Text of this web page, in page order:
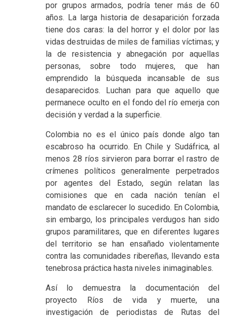
por grupos armados, podría tener más de 60
años. La larga historia de desaparición forzada
tiene dos caras: la del horror y el dolor por las
vidas destruidas de miles de familias víctimas; y
la de resistencia y abnegación por aquellas
personas, sobre todo mujeres, que han
emprendido la búsqueda incansable de sus
desaparecidos. Luchan para que aquello que
permanece oculto en el fondo del río emerja con
decisión y verdad a la superficie.
Colombia no es el único país donde algo tan
escabroso ha ocurrido. En Chile y Sudáfrica, al
menos 28 ríos sirvieron para borrar el rastro de
crímenes políticos generalmente perpetrados
por agentes del Estado, según relatan las
comisiones que en cada nación tenían el
mandato de esclarecer lo sucedido. En Colombia,
sin embargo, los principales verdugos han sido
grupos paramilitares, que en diferentes lugares
del territorio se han ensañado violentamente
contra las comunidades ribereñas, llevando esta
tenebrosa práctica hasta niveles inimaginables.
Así lo demuestra la documentación del
proyecto Ríos de vida y muerte, una
investigación de periodistas de Rutas del